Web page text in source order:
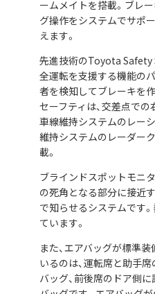
ームメイトを搭載。ブレ
グ操作をシステムでサポ
えます。
先進技術のToyota Safety
全運転を支援する機能の
者を検知してブレーキを
セーフティは、交差点での
車線維持システムのレー
維持システムのレーダー
載。
ブラインドスポットモニ
の死角となる部分に接近
で知らせるシステムです
ています。
また、エアバッグが標準
いるのは、運転席と助手
バッグ、前後席のドア側